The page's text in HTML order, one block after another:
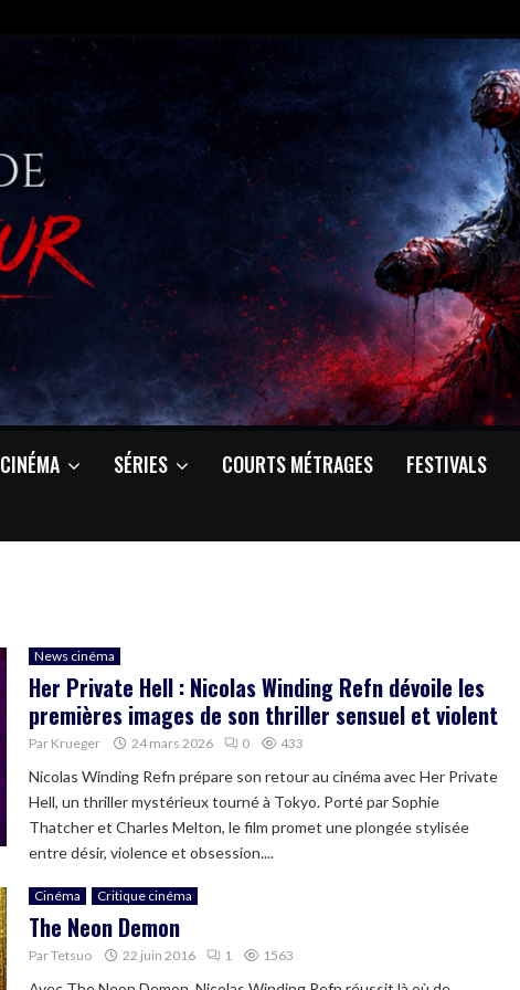
CINÉMA SÉRIES COURTS MÉTRAGES FESTIVALS
News cinéma
Her Private Hell : Nicolas Winding Refn dévoile les
premières images de son thriller sensuel et violent
Par Krueger 24 mars 2026 0 433
Nicolas Winding Refn prépare son retour au cinéma avec Her Private
Hell, un thriller mystérieux tourné à Tokyo. Porté par Sophie
Thatcher et Charles Melton, le film promet une plongée stylisée
entre désir, violence et obsession....
Cinéma Critique cinéma
The Neon Demon
ParTetsuo 22 juin 2016 1 1563